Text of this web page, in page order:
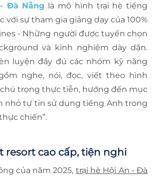
Đà Nẵng là mô hình trại hè tiếng
với sự tham gia giảng dạy của 100%
- Những người được tuyển chọn
và kinh nghiệm dày dặn.
luyện đầy đủ các nhóm kỹ năng
nghe, nói, đọc, viết theo hình
trọng thực tiễn, hướng đến mục
nhỏ tự tin sử dụng tiếng Anh trong
chiến”.
resort cao cấp, tiện nghi
của năm 2025, trại hè Hội An - Đà